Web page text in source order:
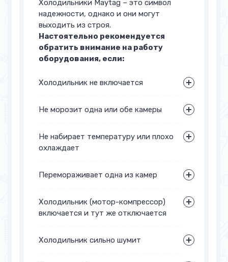
Холодильники Maytag – это символ
надежности, однако и они могут
выходить из строя.
Настоятельно рекомендуется
обратить внимание на работу
оборудования, если:
Холодильник не включается
Не морозит одна или обе камеры
Не набирает температуру или плохо
охлаждает
Перемораживает одна из камер
Холодильник (мотор-компрессор)
включается и тут же отключается
Холодильник сильно шумит